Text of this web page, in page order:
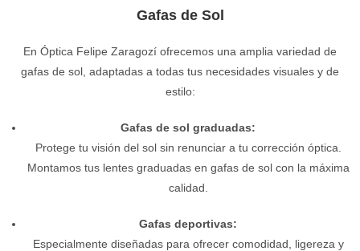
Gafas de Sol
En Óptica Felipe Zaragozí ofrecemos una amplia variedad de
gafas de sol, adaptadas a todas tus necesidades visuales y de
estilo:
Gafas de sol graduadas:
Protege tu visión del sol sin renunciar a tu corrección óptica.
Montamos tus lentes graduadas en gafas de sol con la máxima
calidad.
Gafas deportivas:
Especialmente diseñadas para ofrecer comodidad, ligereza y